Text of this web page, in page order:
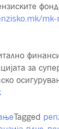
за
Tagged